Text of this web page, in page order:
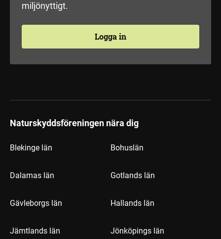
miljönyttigt.
Logga in
Naturskyddsföreningen nära dig
Blekinge län Bohuslän
Dalarnas län Gotlands län
Gävleborgs län Hallands län
Jämtlands län Jönköpings län